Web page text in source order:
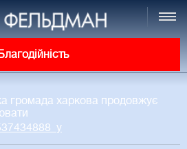
Благодійність
громада харкова продовжує